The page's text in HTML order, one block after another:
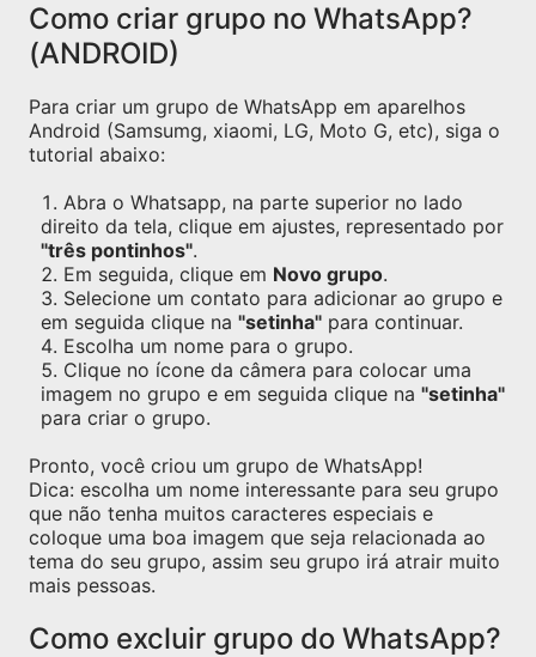
Como criar grupo no WhatsApp?
(ANDROID)
Para criar um grupo de WhatsApp em aparelhos
Android (Samsumg, xiaomi, LG, Moto G, etc), siga o
tutorial abaixo:
Abra o Whatsapp, na parte superior no lado
direito da tela, clique em ajustes, representado por
"três pontinhos".
Em seguida, clique em Novo grupo.
Selecione um contato para adicionar ao grupo e
em seguida clique na "setinha" para continuar.
Escolha um nome para o grupo.
Clique no ícone da câmera para colocar uma
imagem no grupo e em seguida clique na "setinha"
para criar o grupo.
Pronto, você criou um grupo de WhatsApp!
Dica: escolha um nome interessante para seu grupo
que não tenha muitos caracteres especiais e
coloque uma boa imagem que seja relacionada ao
tema do seu grupo, assim seu grupo irá atrair muito
mais pessoas.
Como excluir grupo do WhatsApp?